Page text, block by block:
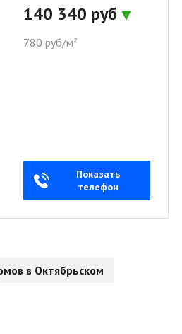
обновления (сначала новые)
обновления (сначала старые)
140 340 руб
780 руб/м²
Показать
телефон
в Октябрьском